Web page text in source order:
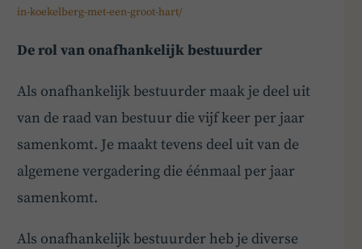
in-koekelberg-met-een-groot-hart/
De rol van onafhankelijk bestuurder
Als onafhankelijk bestuurder maak je deel uit
van de raad van bestuur die vijf keer per jaar
samenkomt. Je maakt tevens deel uit van de
algemene vergadering die éénmaal per jaar
samenkomt.
Als onafhankelijk bestuurder heb je diverse
BoardBuddy
Hey! Heb je een vraag over goed bestuur? Stel
ze gerust!